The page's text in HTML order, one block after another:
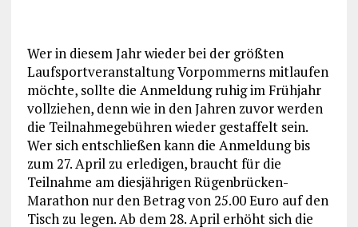
Wer in diesem Jahr wieder bei der größten
Laufsportveranstaltung Vorpommerns mitlaufen
möchte, sollte die Anmeldung ruhig im Frühjahr
vollziehen, denn wie in den Jahren zuvor werden
die Teilnahmegebühren wieder gestaffelt sein.
Wer sich entschließen kann die Anmeldung bis
zum 27. April zu erledigen, braucht für die
Teilnahme am diesjährigen Rügenbrücken-
Marathon nur den Betrag von 25.00 Euro auf den
Tisch zu legen. Ab dem 28. April erhöht sich die